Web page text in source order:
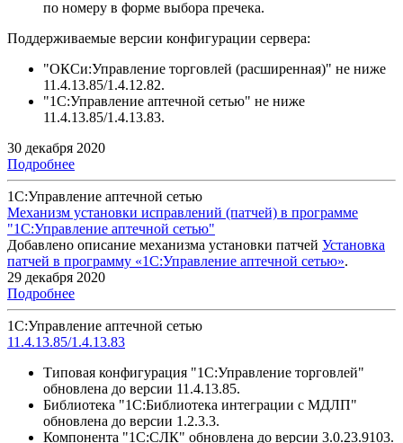
по номеру в форме выбора пречека.
Поддерживаемые версии конфигурации сервера:
"ОКСи:Управление торговлей (расширенная)" не ниже
11.4.13.85/1.4.12.82.
"1С:Управление аптечной сетью" не ниже
11.4.13.85/1.4.13.83.
30 декабря 2020
Подробнее
1С:Управление аптечной сетью
Механизм установки исправлений (патчей) в программе
"1С:Управление аптечной сетью"
Добавлено описание механизма установки патчей Установка
патчей в программу «1С:Управление аптечной сетью».
29 декабря 2020
Подробнее
1С:Управление аптечной сетью
11.4.13.85/1.4.13.83
Типовая конфигурация "1С:Управление торговлей"
обновлена до версии 11.4.13.85.
Библиотека "1С:Библиотека интеграции с МДЛП"
обновлена до версии 1.2.3.3.
Компонента "1С:СЛК" обновлена до версии 3.0.23.9103.